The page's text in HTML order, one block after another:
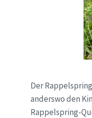
Der
anderswo den
Rappelspring-